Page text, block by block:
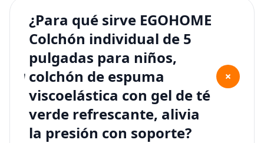
¿Para qué sirve EGOHOME
Colchón individual de 5
pulgadas para niños,
colchón de espuma
viscoelástica con gel de té
verde refrescante, alivia
la presión con soporte?
+